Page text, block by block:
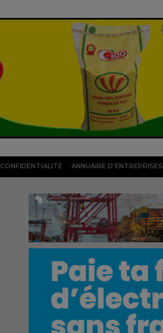
CONFIDENTIALITÉ ANNUAIRE D’ENTREPRISES